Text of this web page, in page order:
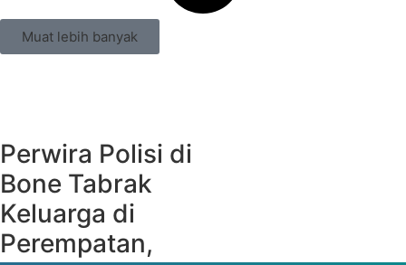
Muat lebih banyak
Perwira Polisi di
Bone Tabrak
Keluarga di
Perempatan,